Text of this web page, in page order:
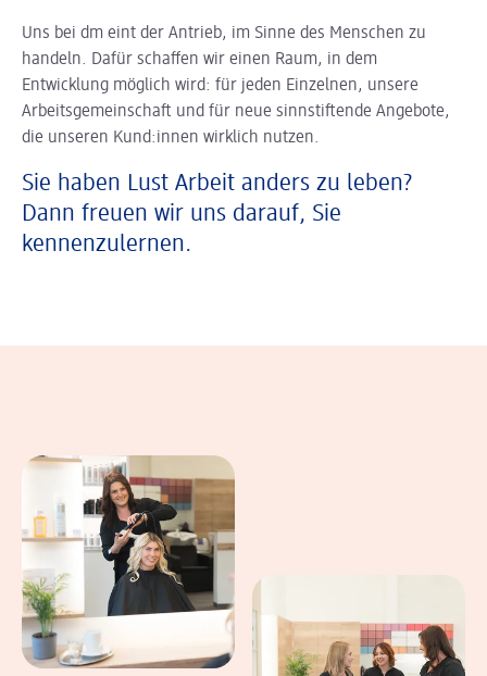
Uns bei dm eint der Antrieb, im Sinne des Menschen zu
handeln. Dafür schaffen wir einen Raum, in dem
Entwicklung möglich wird: für jeden Einzelnen, unsere
Arbeitsgemeinschaft und für neue sinnstiftende Angebote,
die unseren Kund:innen wirklich nutzen.
Sie haben Lust Arbeit anders zu leben?
Dann freuen wir uns darauf, Sie
kennenzulernen.
In einer Bildergalerie sind verschiedene